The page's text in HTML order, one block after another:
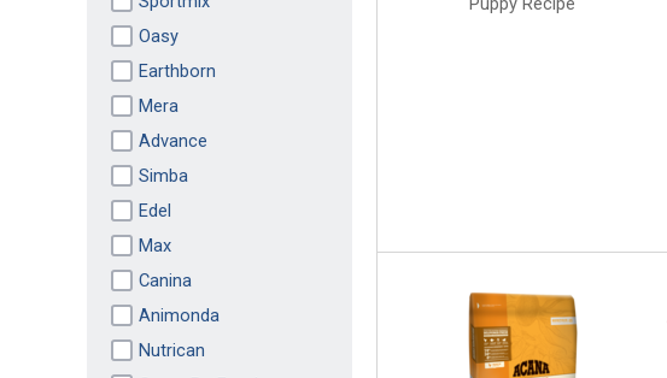
Oasy
Earthborn
Mera
Advance
Simba
Edel
Max
Canina
Animonda
Nutrican